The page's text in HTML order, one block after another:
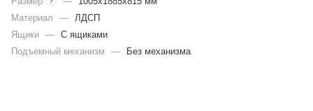
Материал
—
ЛДСП
Ящики — С ящиками
Подъемный механизм
— Без механизма